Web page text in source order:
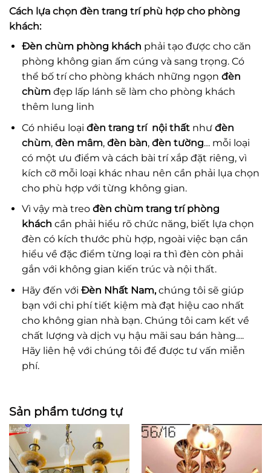
Cách lựa chọn đèn trang tríphù hợp cho phòng
khách:
Đèn chùm phòng khách phải tạo được cho căn
phòng không gian ấm cúng và sang trọng. Có
thể bố trí cho phòng khách những ngọn đèn
chùmđẹp lấp lánh sẽ làm cho phòng khách
thêm lung linh
Có nhiều loại đèn trang trí nội thấtnhư đèn
chùm, đèn mâm, đèn bàn, đèn tường… mỗi loại
có một ưu điểm và cách bài trí xắp đặt riêng, vì
kích cỡ mỗi loại khác nhau nên cần phải lụa chọn
cho phù hợp với từng không gian.
Vì vậy mà treo đèn chùm trang trí phòng
khách cần phải hiểu rõ chức năng, biết lựa chọn
đèn có kích thước phù hợp, ngoài việc bạn cần
hiểu về đặc điểm từng loại ra thì đèn còn phải
gắn với không gian kiến trúc và nội thất.
Hãy đến với Đèn Nhất Nam,chúng tôi sẽ giúp
bạn với chi phí tiết kiệm mà đạt hiệu cao nhất
cho không gian nhà bạn. Chúng tôi cam kết về
chất lượng và dịch vụ hậu mãi sau bán hàng….
Hãy liên hệ với chúng tôi để được tư vấn miễn
phí.
Sản phẩm tương tự